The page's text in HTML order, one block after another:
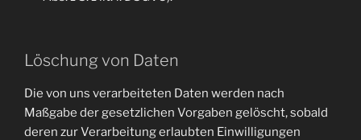
Löschung von Daten
Die von uns verarbeiteten Daten werden nach
Maßgabe der gesetzlichen Vorgaben gelöscht, sobald
deren zur Verarbeitung erlaubten Einwilligungen